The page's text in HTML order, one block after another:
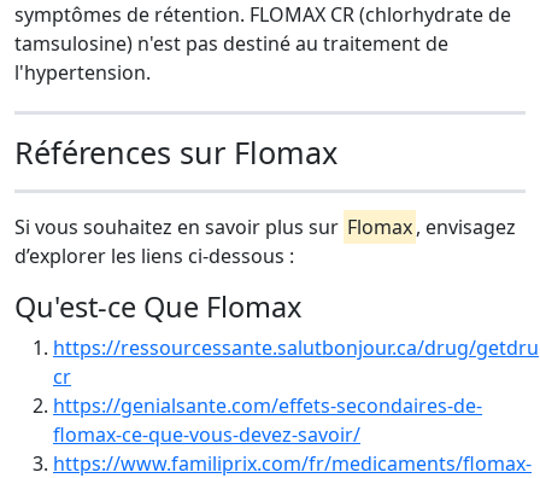
symptômes de rétention. FLOMAX CR (chlorhydrate de
tamsulosine) n'est pas destiné au traitement de
l'hypertension.
Références sur Flomax
Si vous souhaitez en savoir plus sur Flomax, envisagez
d’explorer les liens ci-dessous :
Qu'est-ce Que Flomax
https://ressourcessante.salutbonjour.ca/drug/
cr
https://genialsante.com/effets-secondaires-de-
flomax-ce-que-vous-devez-savoir/
https://www.familiprix.com/fr/medicaments/flomax-